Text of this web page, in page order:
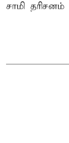
சாமி தரிசனம்